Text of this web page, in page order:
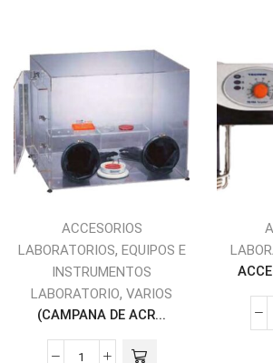
ACCESORIOS
LABORATORIOS, EQUIPOS E
INSTRUMENTOS
LABORATORIO, VARIOS
(CAMPANA DE ACR...